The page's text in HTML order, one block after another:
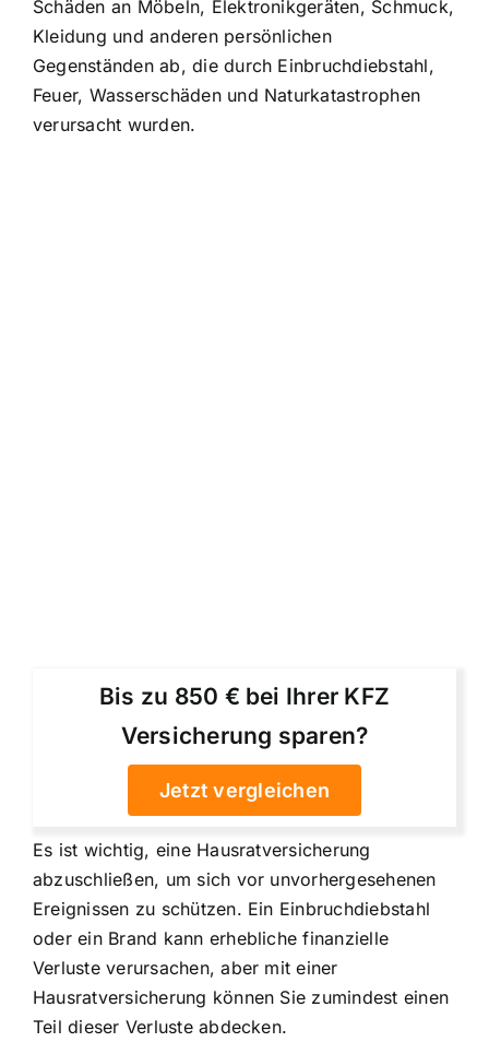
Schäden an Möbeln, Elektronikgeräten, Schmuck,
Kleidung und anderen persönlichen
Gegenständen ab, die durch Einbruchdiebstahl,
Feuer, Wasserschäden und Naturkatastrophen
verursacht wurden.
Bis zu 850 € bei Ihrer KFZ
Versicherung sparen?
Jetzt vergleichen
Es ist wichtig, eine Hausratversicherung
abzuschließen, um sich vor unvorhergesehenen
Ereignissen zu schützen. Ein Einbruchdiebstahl
oder ein Brand kann erhebliche finanzielle
Verluste verursachen, aber mit einer
Hausratversicherung können Sie zumindest einen
Teil dieser Verluste abdecken.